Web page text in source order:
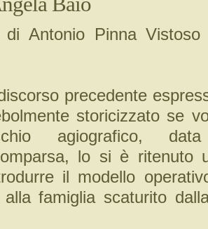
di Antonio Pinna
precedente
storicizzato se
agiografico,
lo si è ritenuto
il modello
alla famiglia scaturito